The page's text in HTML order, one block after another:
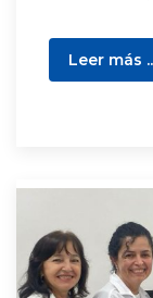
Leer más